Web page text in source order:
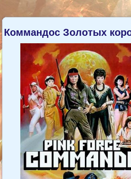
Коммандос Золотых